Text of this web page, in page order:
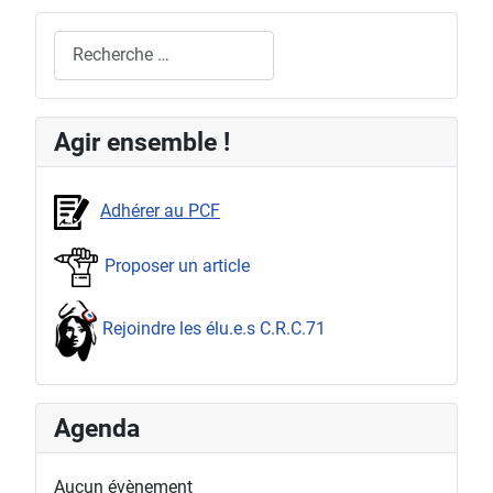
Agir ensemble !
Adhérer au PCF
Proposer un article
Rejoindre les élu.e.s C.R.C.71
Agenda
Aucun évènement